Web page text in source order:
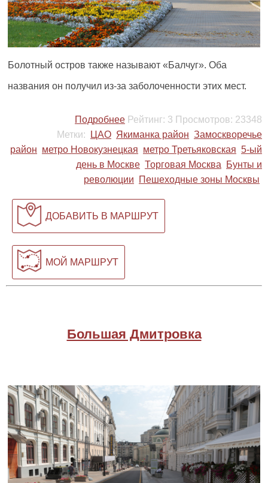
Болотный остров также называют «Балчуг». Оба
названия он получил из-за заболоченности этих мест.
Подробнее Рейтинг: 3 Просмотров: 23348
Метки:
ЦАО Якиманка район Замоскворечье
район метро Новокузнецкая метро Третьяковская 5-ый
день в Москве Торговая Москва
Бунты и
революции
Пешеходные зоны Москвы
ДОБАВИТЬ В МАРШРУТ
МОЙ МАРШРУТ
Большая Дмитровка